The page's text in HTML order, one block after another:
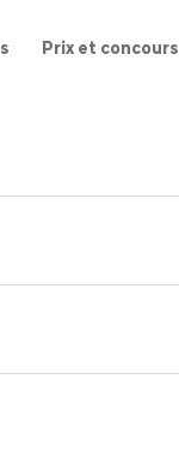
Prix et concours